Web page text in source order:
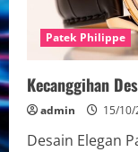
Patek Philippe
Kecanggihan
admin 15/
Desain Elegan